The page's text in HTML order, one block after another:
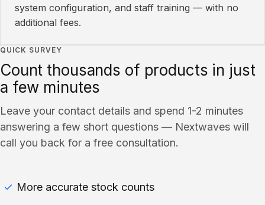
system configuration, and staff training — with no
additional fees.
QUICK SURVEY
Count thousands of products in just
a few minutes
Leave your contact details and spend 1-2 minutes
answering a few short questions — Nextwaves will
call you back for a free consultation.
More accurate stock counts